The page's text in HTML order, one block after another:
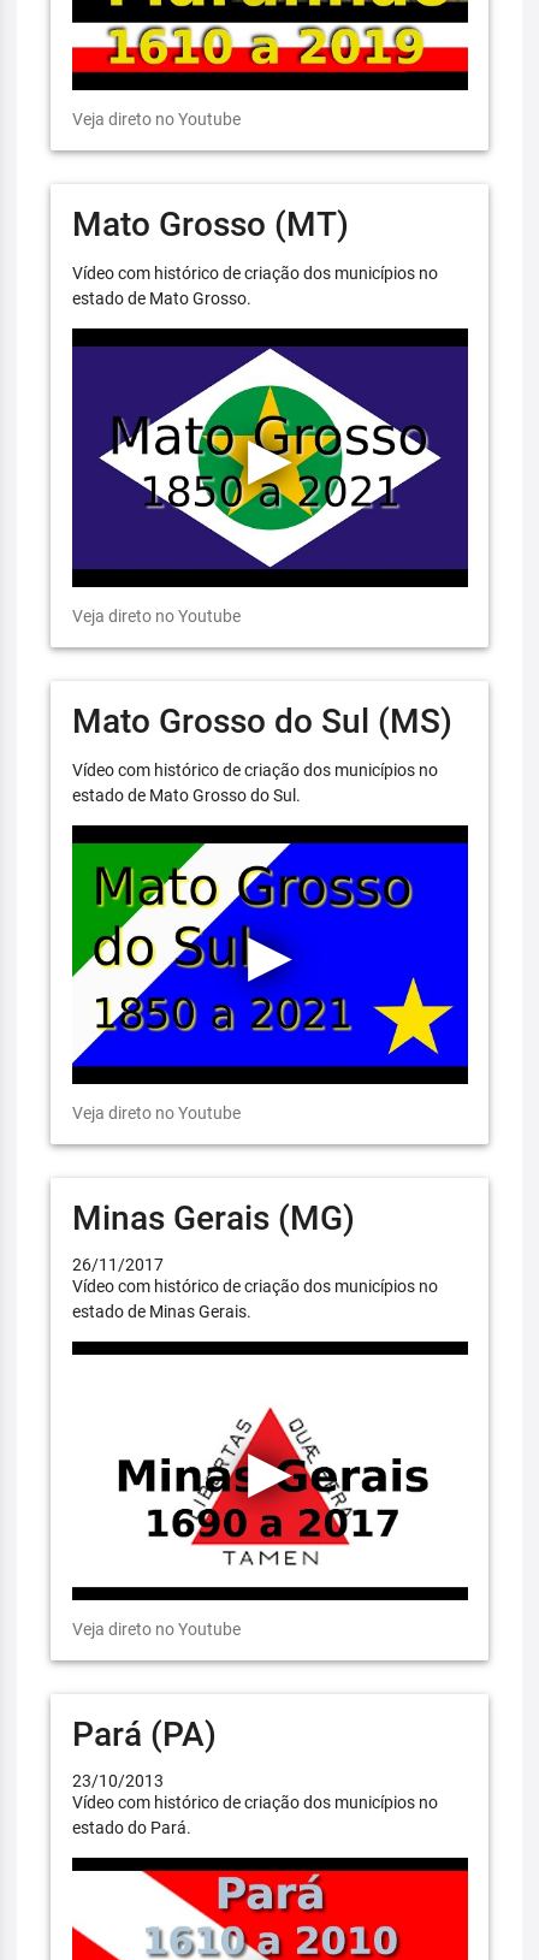
Veja direto no Youtube
Mato Grosso (MT)
Vídeo com histórico de criação dos municípios no
estado de Mato Grosso.
Veja direto no Youtube
Mato Grosso do Sul (MS)
Vídeo com histórico de criação dos municípios no
estado de Mato Grosso do Sul.
Veja direto no Youtube
Minas Gerais (MG)
26/11/2017
Vídeo com histórico de criação dos municípios no
estado de Minas Gerais.
Veja direto no Youtube
Pará (PA)
23/10/2013
Vídeo com histórico de criação dos municípios no
estado do Pará.